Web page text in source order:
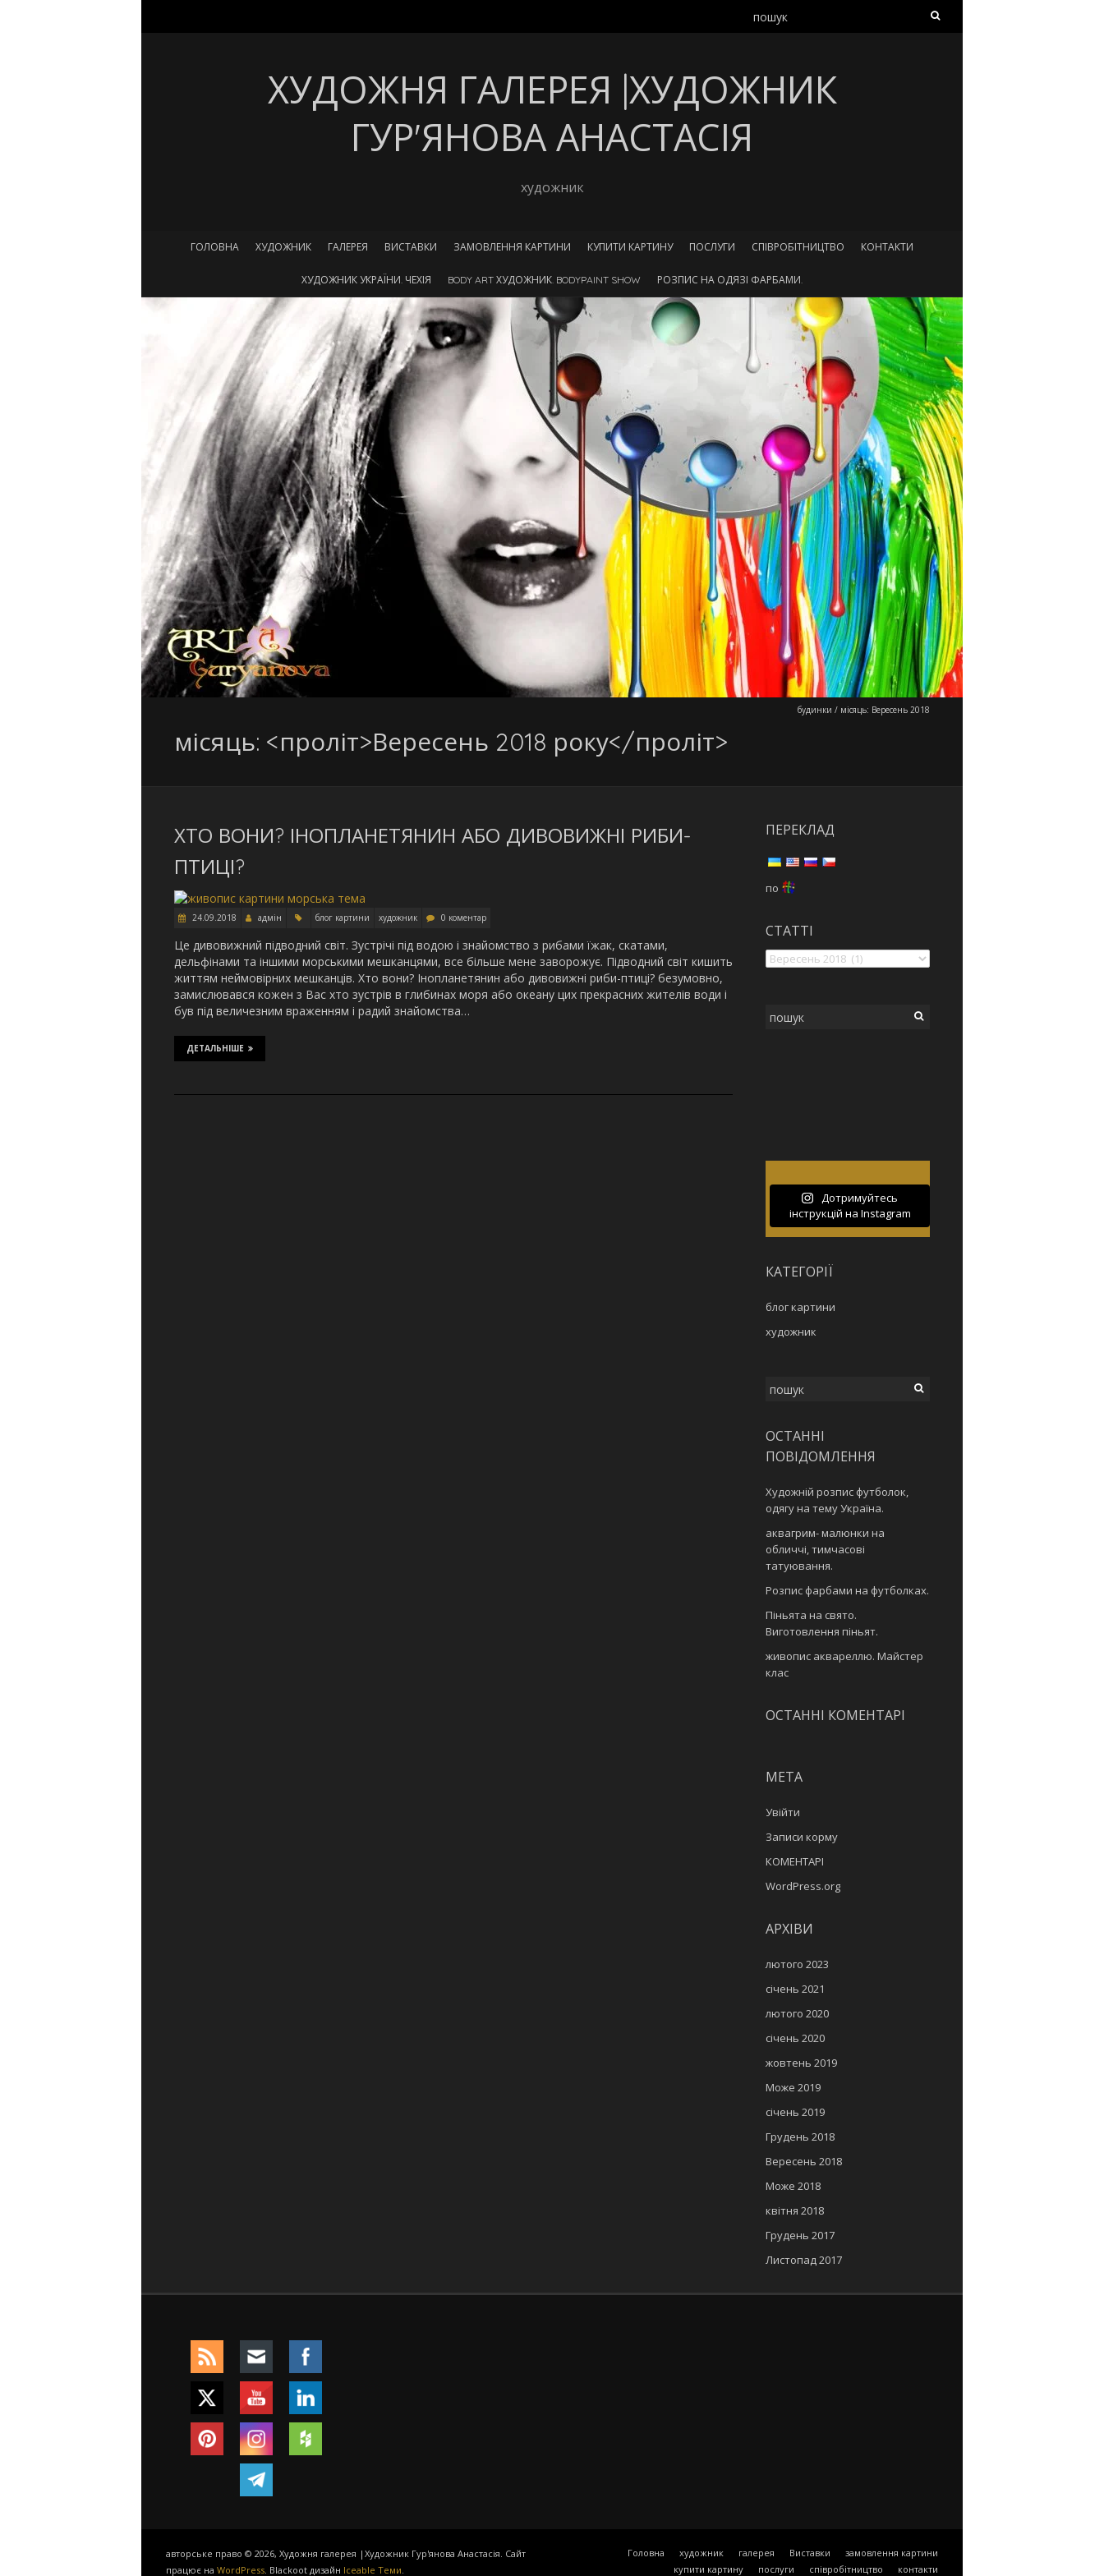
Шукати:
ХУДОЖНЯ ГАЛЕРЕЯ |ХУДОЖНИК
ГУР'ЯНОВА АНАСТАСІЯ
художник
ГОЛОВНА ХУДОЖНИК ГАЛЕРЕЯ ВИСТАВКИ ЗАМОВЛЕННЯ КАРТИНИ КУПИТИ КАРТИНУ ПОСЛУГИ СПІВРОБІТНИЦТВО КОНТАКТИ
ХУДОЖНИК УКРАЇНИ. ЧЕХІЯ BODY ART ХУДОЖНИК. BODYPAINT SHOW РОЗПИС НА ОДЯЗІ ФАРБАМИ.
будинки / місяць: Вересень 2018
місяць: <проліт>Вересень 2018 року</проліт>
ХТО ВОНИ? ІНОПЛАНЕТЯНИН АБО ДИВОВИЖНІ РИБИ-
ПТИЦІ?
24.09.2018 адмін блог картини художник 0 коментар
Це дивовижний підводний світ. Зустрічі під водою і знайомство з рибами їжак, скатами,
дельфінами та іншими морськими мешканцями, все більше мене заворожує. Підводний світ кишить
життям неймовірних мешканців. Хто вони? Інопланетянин або дивовижні риби-птиці? безумовно,
замислювався кожен з Вас хто зустрів в глибинах моря або океану цих прекрасних жителів води і
був під величезним враженням і радий знайомства…
ДЕТАЛЬНІШЕ
ПЕРЕКЛАД
по
СТАТТІ
статті
Шукати:
Дотримуйтесь
інструкцій на Instagram
КАТЕГОРІЇ
блог картини
художник
Шукати:
ОСТАННІ
ПОВІДОМЛЕННЯ
Художній розпис футболок,
одягу на тему Україна.
аквагрим- малюнки на
обличчі, тимчасові
татуювання.
Розпис фарбами на футболках.
Піньята на свято.
Виготовлення піньят.
живопис аквареллю. Майстер
клас
ОСТАННІ КОМЕНТАРІ
МЕТА
Увійти
Записи корму
КОМЕНТАРІ
WordPress.org
АРХІВИ
лютого 2023
січень 2021
лютого 2020
січень 2020
жовтень 2019
Може 2019
січень 2019
Грудень 2018
Вересень 2018
Може 2018
квітня 2018
Грудень 2017
Листопад 2017
авторське право © 2026, Художня галерея |Художник Гур'янова Анастасія. Сайт
працює на WordPress. Blackoot дизайн Iceable Теми.
Головна художник галерея Виставки
замовлення картини
купити картину
послуги співробітництво контакти